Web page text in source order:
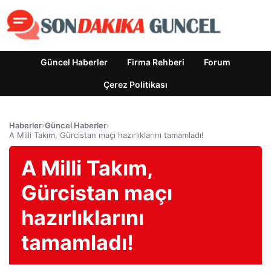
Güncel Haberler Firma Rehberi Forum
Çerez Politikası
Haberler›Güncel Haberler›
A Milli Takım, Gürcistan maçı hazırlıklarını tamamladı!
A Milli Takım,
Gürcistan maçı
hazırlıklarını
tamamladı!